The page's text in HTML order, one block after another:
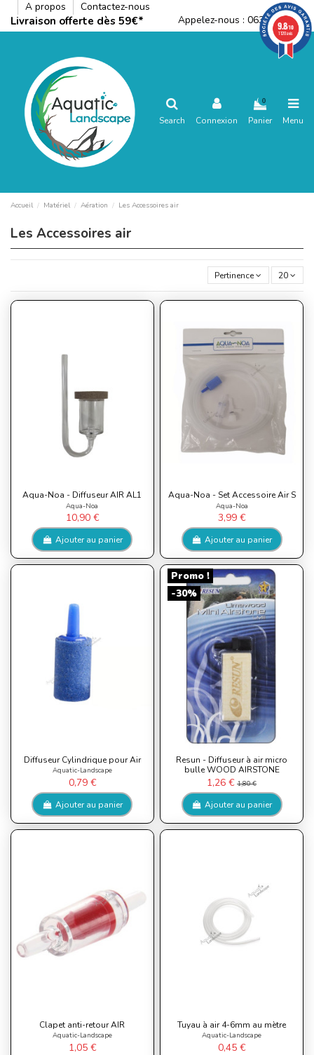
A propos Contactez-nous
Livraison offerte dès 59€* Appelez-nous : 0636792288
Search Connexion
0
Panier Menu
Accueil Matériel Aération Les Accessoires air
Les Accessoires air
Pertinence 20
Aqua-Noa - Diffuseur AIR AL1
Aqua-Noa
10,90 €
Ajouter au panier
Aqua-Noa - Set Accessoire Air S
Aqua-Noa
3,99 €
Ajouter au panier
Diffuseur Cylindrique pour Air
Aquatic-Landscape
0,79 €
Ajouter au panier
Promo !
-30%
Resun - Diffuseur à air micro
bulle WOOD AIRSTONE
1,26 €1,80 €
Ajouter au panier
Clapet anti-retour AIR
Aquatic-Landscape
1,05 €
Tuyau à air 4-6mm au mètre
Aquatic-Landscape
0,45 €
9.8/10
1120 avis